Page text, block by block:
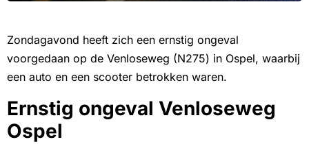
Zondagavond heeft zich een ernstig ongeval
voorgedaan op de Venloseweg (N275) in Ospel, waarbij
een auto en een scooter betrokken waren.
Ernstig ongeval Venloseweg
Ospel